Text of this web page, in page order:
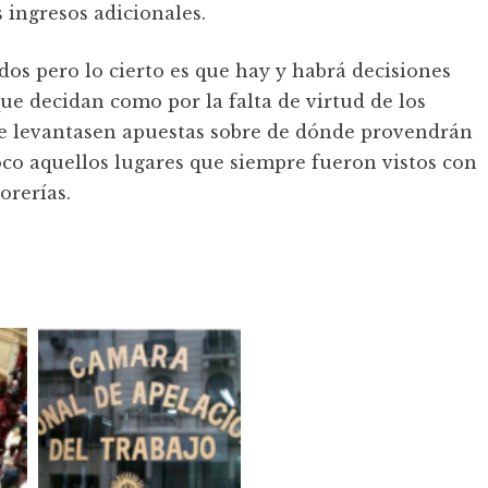
adicionales.
pero lo cierto es que hay y habrá decisiones
decidan como por la falta de virtud de los
apuestas sobre de dónde provendrán
aquellos lugares que siempre fueron vistos con